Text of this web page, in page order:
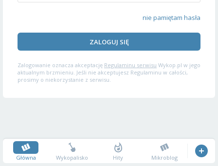
nie pamiętam hasła
ZALOGUJ SIĘ
Zalogowanie oznacza akceptację Regulaminu serwisu Wykop.pl w jego
aktualnym brzmieniu. Jeśli nie akceptujesz Regulaminu w całości,
prosimy o niekorzystanie z serwisu.
Główna Wykopalisko Hity Mikroblog